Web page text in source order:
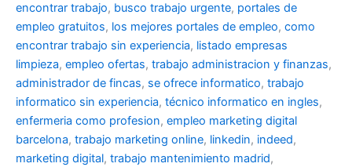
encontrar trabajo, busco trabajo urgente, portales de
empleo gratuitos, los mejores portales de empleo, como
encontrar trabajo sin experiencia, listado empresas
limpieza, empleo ofertas, trabajo administracion y finanzas,
administrador de fincas, se ofrece informatico, trabajo
informatico sin experiencia, técnico informatico en ingles,
enfermeria como profesion, empleo marketing digital
barcelona, trabajo marketing online, linkedin, indeed,
marketing digital, trabajo mantenimiento madrid,